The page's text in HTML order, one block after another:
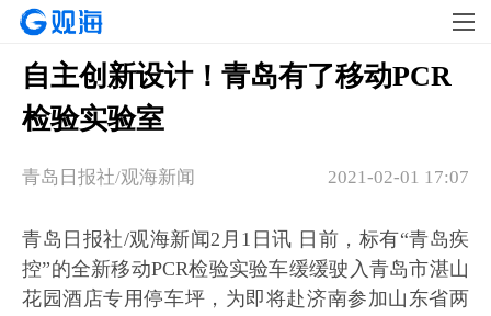
自主创新设计！青岛有了移动PCR
检验实验室
2021-02-01 17:07
青岛日报社/观海新闻
青岛日报社/观海新闻2月1日讯 日前，标有“青岛疾
控”的全新移动PCR检验实验车缓缓驶入青岛市湛山
花园酒店专用停车坪，为即将赴济南参加山东省两